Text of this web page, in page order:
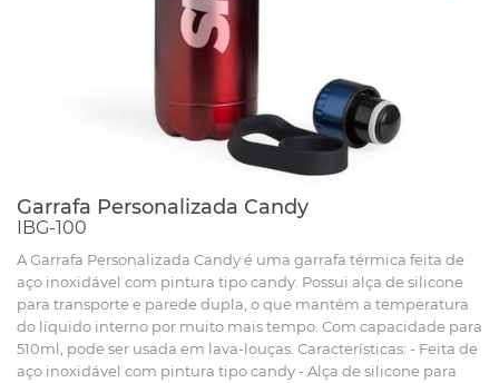
Garrafa Personalizada Candy
IBG-100
A Garrafa Personalizada Candy é uma garrafa térmica feita de
aço inoxidável com pintura tipo candy. Possui alça de silicone
para transporte e parede dupla, o que mantém a temperatura
do líquido interno por muito mais tempo. Com capacidade para
510ml, pode ser usada em lava-louças. Características: - Feita de
aço inoxidável com pintura tipo candy - Alça de silicone para